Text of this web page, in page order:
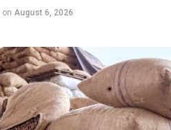
on August 6, 2026